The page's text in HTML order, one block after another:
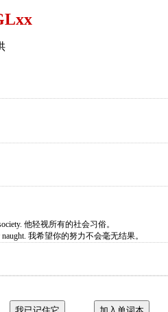
他轻视所有的社会习俗。
我希望你的努力不会毫无结果。